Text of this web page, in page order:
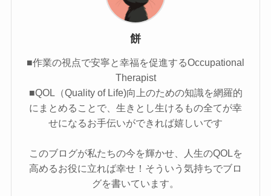
餅
■作業の視点で安寧と幸福を促進するOccupational
Therapist
■QOL（Quality of Life)向上のための知識を網羅的
にまとめることで、生きとし生けるもの全てが幸
せになるお手伝いができれば嬉しいです
このブログが私たちの今を輝かせ、人生のQOLを
高めるお役に立れば幸せ！そういう気持ちでブロ
グを書いています。